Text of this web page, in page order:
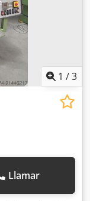
1 /3
Llamar